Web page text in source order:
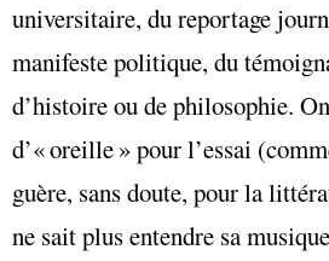
universitaire, du reportage
manifeste politique, du
d’histoire ou de philosophie.
d’« oreille » pour l’essai
guère, sans doute, pour la
ne sait plus entendre sa